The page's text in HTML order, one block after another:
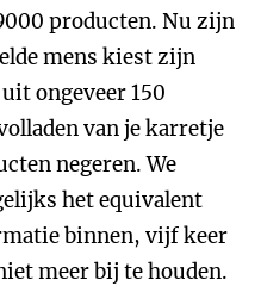
producten. Nu zijn
mens kiest zijn
ongeveer 150
van je karretje
negeren. We
het equivalent
binnen, vijf keer
meer bij te houden.